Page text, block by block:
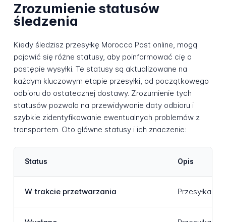
Zrozumienie statusów
śledzenia
Kiedy śledzisz przesyłkę Morocco Post online, mogą
pojawić się różne statusy, aby poinformować cię o
postępie wysyłki. Te statusy są aktualizowane na
każdym kluczowym etapie przesyłki, od początkowego
odbioru do ostatecznej dostawy. Zrozumienie tych
statusów pozwala na przewidywanie daty odbioru i
szybkie zidentyfikowanie ewentualnych problemów z
transportem. Oto główne statusy i ich znaczenie:
Status Opis
W trakcie przetwarzania Przesyłka